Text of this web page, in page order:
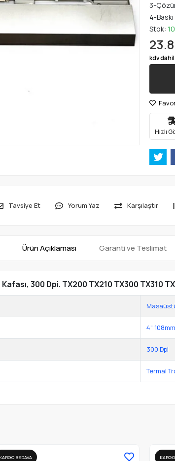
3-
4-
Stok: 10
kdv dahil
Hızlı
Tavsiye Et Yorum Yaz Karşılaştır
Ürün Açıklaması Garanti ve Teslimat
300 Dpi. TX200 TX210 TX300 TX310
4" 108mm
300 Dpi
Termal
KARGO BEDAVA